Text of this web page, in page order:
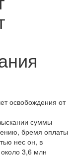
суммы
бремя оплаты
нес он, в
около 3,6 млн